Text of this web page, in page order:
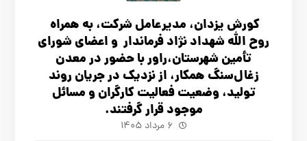
کورش یزدان، مدیرعامل شرکت، به همراه
روح الله شهداد نژاد فرماندار و اعضای شورای
تأ‌مین شهرستان،راور با حضور در معدن
زغال‌سنگ همکار، از نزدیک در جریان روند
تولید، وضعیت فعالیت کارگران و مسائل
موجود قرار گرفتند.
۶ مرداد ۱۴۰۵